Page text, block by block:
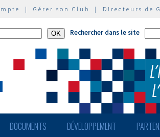
| Gérer son Club | Directeurs de
Rechercher dans le site
DOCUMENTS DÉVELOPPEMENT